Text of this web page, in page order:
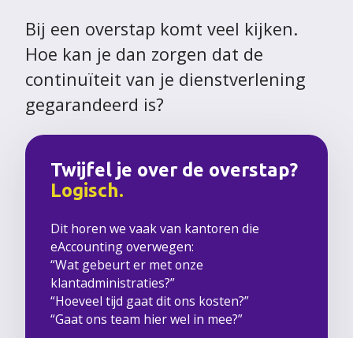
Bij een overstap komt veel kijken.
Hoe kan je dan zorgen dat de
continuïteit van je dienstverlening
gegarandeerd is?
Twijfel je over de overstap?
Logisch.
Dit horen we vaak van kantoren die
eAccounting overwegen:
“Wat gebeurt er met onze
klantadministraties?”
“Hoeveel tijd gaat dit ons kosten?”
“Gaat ons team hier wel in mee?”